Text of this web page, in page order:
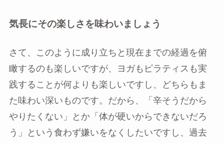
気長にその楽しさを味わいましょう
さて、このように成り立ちと現在までの経過を俯
瞰するのも楽しいですが、ヨガもピラティスも実
践することが何よりも楽しいですし、どちらもま
た味わい深いものです。だから、「辛そうだから
やりたくない」とか「体が硬いからできないだろ
う」という食わず嫌いをなくしたいですし、過去